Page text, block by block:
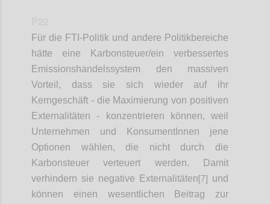
Für die FTI-Politik und andere Politikbereiche
hätte eine Karbonsteuer/ein verbessertes
Emissionshandelssystem den massiven
Vorteil, dass sie sich wieder auf ihr
Kerngeschäft - die Maximierung von positiven
Externalitäten - konzentrieren können, weil
Unternehmen und KonsumentInnen jene
Optionen wählen, die nicht durch die
Karbonsteuer verteuert werden. Damit
verhindern sie negative Externalitäten[7] und
können einen wesentlichen Beitrag zur